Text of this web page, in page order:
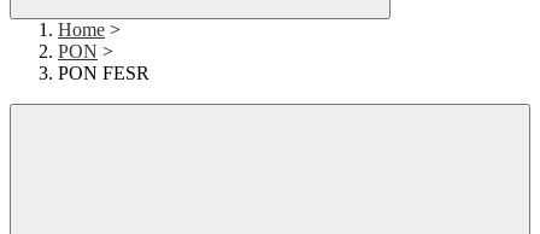
Home >
PON >
PON FESR